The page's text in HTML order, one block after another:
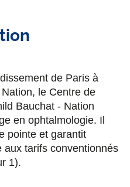
t
g
e
r
p
a
de Paris à
le Centre de
Bauchat - Nation
en ophtalmologie. Il
pointe et garantit
aux tarifs conventionnés
1).